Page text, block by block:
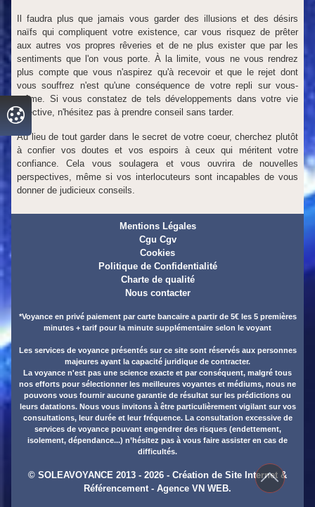
Il faudra plus que jamais vous garder des illusions et des désirs
naïfs qui compliquent votre existence, car vous risquez de prêter
aux autres vos propres rêveries et de ne plus exister que par les
sentiments que l'on vous porte. À la limite, vous ne vous rendrez
plus compte que vous n'aspirez qu'à recevoir et que le rejet dont
vous souffrez n'est qu'une conséquence de votre repli sur vous-
même. Si vous constatez de tels développements dans votre vie
affective, n'hésitez pas à prendre conseil sans tarder.
Au lieu de tout garder dans le secret de votre coeur, cherchez plutôt
à confier vos doutes et vos espoirs à ceux qui méritent votre
confiance. Cela vous soulagera et vous ouvrira de nouvelles
perspectives, même si vos interlocuteurs sont incapables de vous
donner de judicieux conseils.
Mentions Légales
Cgu Cgv
Cookies
Politique de Confidentialité
Charte de qualité
Nous contacter
*Voyance en privé paiement par carte bancaire a partir de 5€ les 5 premières
minutes + tarif pour la minute supplémentaire selon le voyant
Les services de voyance présentés sur ce site sont réservés aux personnes
majeures ayant la capacité juridique de contracter.
La voyance n'est pas une science exacte et par conséquent, malgré tous
nos efforts pour sélectionner les meilleures voyantes et médiums, nous ne
pouvons vous fournir aucune garantie de résultat sur les prédictions ou
leurs datations. Nous vous invitons à être particulièrement vigilant sur vos
consultations, leur durée et leur fréquence. La consultation excessive de
services de voyance pouvant engendrer des risques (endettement,
isolement, dépendance...) n’hésitez pas à vous faire assister en cas de
difficultés.
© SOLEAVOYANCE 2013 - 2026 - Création de Site Internet &
Référencement- Agence VN WEB.